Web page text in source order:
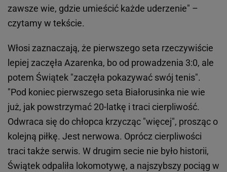
zawsze wie, gdzie umieścić każde uderzenie" –
czytamy w tekście.
Włosi zaznaczają, że pierwszego seta rzeczywiście
lepiej zaczęła Azarenka, bo od prowadzenia 3:0, ale
potem Świątek "zaczęła pokazywać swój tenis".
"Pod koniec pierwszego seta Białorusinka nie wie
już, jak powstrzymać 20-latkę i traci cierpliwość.
Odwraca się do chłopca krzycząc "więcej", prosząc o
kolejną piłkę. Jest nerwowa. Oprócz cierpliwości
traci także serwis. W drugim secie nie było historii,
Świątek odpaliła lokomotywę, a najszybszy pociąg w